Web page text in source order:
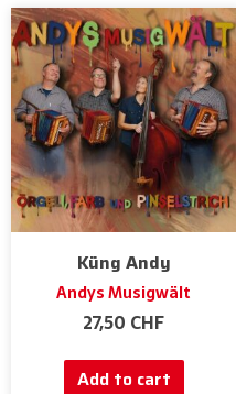
Küng Andy
Andys Musigwält
27,50 CHF
Add to cart